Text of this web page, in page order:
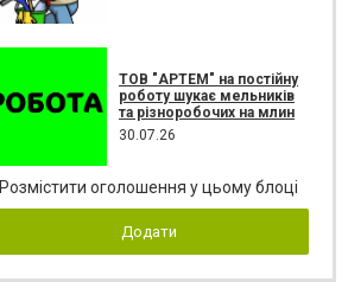
ТОВ "АРТЕМ" на постійну
роботу шукає мельників
та різноробочих на млин
30.07.26
Розмістити оголошення у цьому блоці
Додати